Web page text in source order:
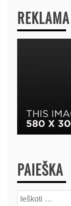
REKLAMA
PAIEŠKA
Ieškoti: